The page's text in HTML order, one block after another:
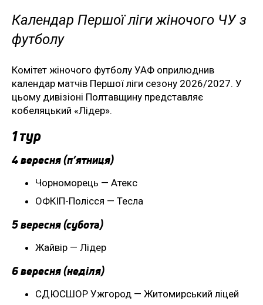
Календар Першої ліги жіночого ЧУ з
футболу
Комітет жіночого футболу УАФ оприлюднив
календар матчів Першої ліги сезону 2026/2027. У
цьому дивізіоні Полтавщину представляє
кобеляцький «Лідер».
1 тур
4 вересня (п’ятниця)
Чорноморець — Атекс
ОФКІП-Полісся — Тесла
5 вересня (субота)
Жайвір — Лідер
6 вересня (неділя)
СДЮСШОР Ужгород — Житомирський ліцей